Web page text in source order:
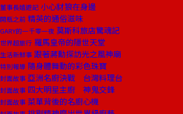
董事長嬉遊記 小心豺狼在身邊
開瓶之前 精英的通俗滋味
GARY的一千零一夜 莫斯科旅店驚魂記
世界超旅行 羅馬皇帝的隱世天堂
生活新鮮事 跟著蔣勳探訪光之風神廟
特別報導 隨身體舞動的彩色珠寶
封面故事 亞洲名廚決戰 台灣料理台
封面故事 四大明星主廚 神鬼交鋒
封面故事 菜單背後的名廚心機